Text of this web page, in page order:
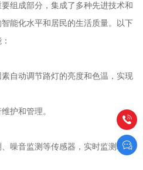
组成部分，集成了多种先进技术和
能化水平和居民的生活质量。以下
自动调节路灯的亮度和色温，实现
护和管理。
噪音监测等传感器，实时监测城市